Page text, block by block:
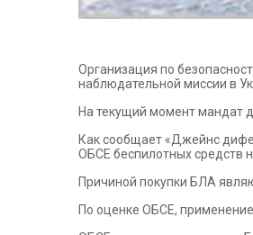
Организация по
наблюдательной миссии в
На текущий момент мандат
Как сообщает «Джейнс
ОБСЕ беспилотных средств
Причиной покупки БЛА
По оценке ОБСЕ,